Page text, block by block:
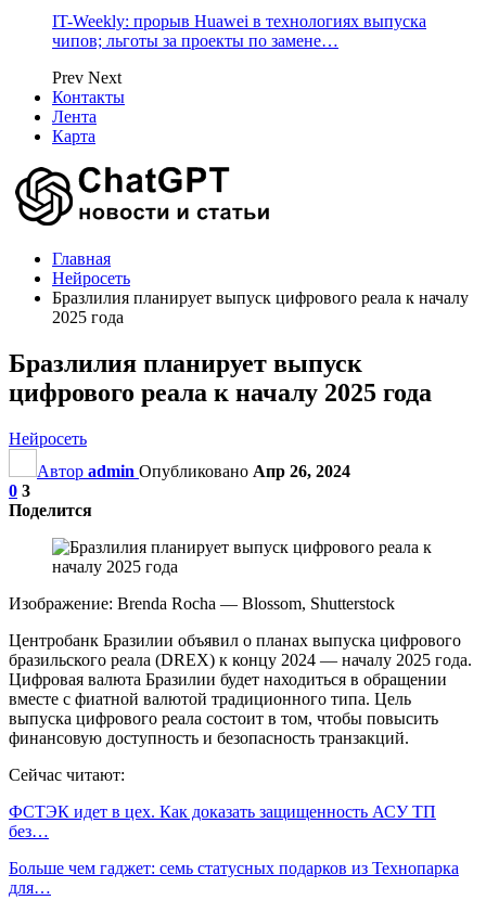
IT-Weekly: прорыв Huawei в технологиях выпуска
чипов; льготы за проекты по замене…
Prev Next
Контакты
Лента
Карта
Главная
Нейросеть
Бразлилия планирует выпуск цифрового реала к началу
2025 года
Бразлилия планирует выпуск
цифрового реала к началу 2025 года
Нейросеть
Автор admin Опубликовано Апр 26, 2024
0 3
Поделится
Изображение: Brenda Rocha — Blossom, Shutterstock
Центробанк Бразилии объявил о планах выпуска цифрового
бразильского реала (DREX) к концу 2024 — началу 2025 года.
Цифровая валюта Бразилии будет находиться в обращении
вместе с фиатной валютой традиционного типа. Цель
выпуска цифрового реала состоит в том, чтобы повысить
финансовую доступность и безопасность транзакций.
Сейчас читают:
ФСТЭК идет в цех. Как доказать защищенность АСУ ТП
без…
Больше чем гаджет: семь статусных подарков из Технопарка
для…